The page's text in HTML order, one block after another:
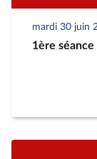
mardi 30 juin
1ère